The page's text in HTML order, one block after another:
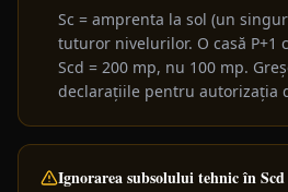
Sc = amprenta la sol (un
tuturor nivelurilor. O casă P+1
Scd = 200 mp, nu 100 mp.
declarațiile pentru autorizația
Ignorarea subsolului tehnic în Scd